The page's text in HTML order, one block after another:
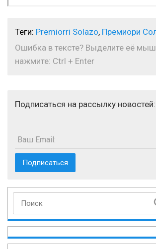
Теги: Premiorri Solazo, Премиори
Ошибка в тексте? Выделите её
нажмите: Ctrl + Enter
Подписаться на рассылку новостей:
Ваш Email: